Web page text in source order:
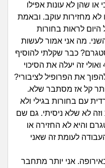
הורות ומשפחה
מתבגרים
מהבקו"ם... ועד מתי?!
לימודים וסטודנטים
עבודה וקריירה
חברים ואנשים
בית, שכנים ושותפים
שהן לא עונות אפילו
מחזירות עוקב. ובאמת
לראות בחורות
מה אני אמור לעשות
כבר שקלתי להוסיף
עוקבים רק כדי שיהיו לי איזה 400 ואולי זה יעלה את הסיכוי
את הפרופיל לציבורי?
קל אז מסתבר שלא.
עם בחורות בגילי ולא
לא שלא ניסיתי. גם שם
והיא לא החזירה או
לעומת זה שאני
אני יותר מתחבר